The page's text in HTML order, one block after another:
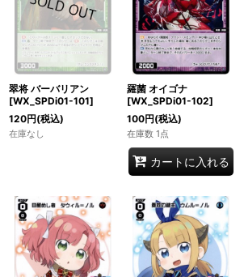
翠将 バーバリアン
[WX_SPDi01-101]
120円(税込)
在庫なし
羅菌 オイゴナ
[WX_SPDi01-102]
100円(税込)
在庫数 1点
カートに入れる